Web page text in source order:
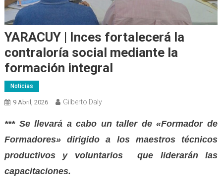
YARACUY | Inces fortalecerá la
contraloría social mediante la
formación integral
Noticias
9 Abril, 2026 Gilberto Daly
*** Se llevará a cabo un taller de «Formador de
Formadores» dirigido a los maestros técnicos
productivos y voluntarios que liderarán las
capacitaciones.